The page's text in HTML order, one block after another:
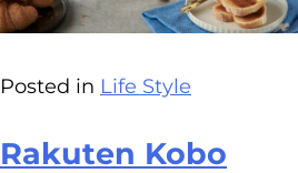
Posted in Life Style
Rakuten Kobo